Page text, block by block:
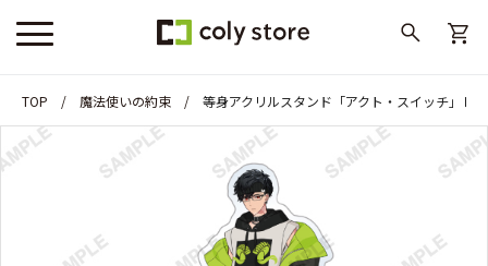
TOP 魔法使いの約束 等身アクリルスタンド「アクト・スイッチ」レ